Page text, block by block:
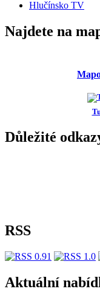
Hlučínsko TV
Najdete na
Důležité
RSS
Aktuální